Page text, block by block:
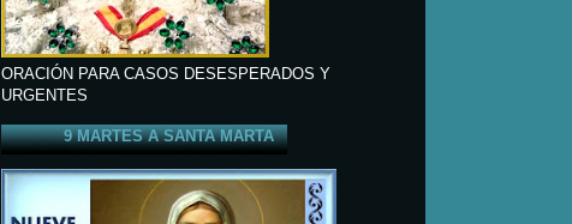
ORACIÓN PARA CASOS DESESPERADOS Y
URGENTES
9 MARTES A SANTA MARTA